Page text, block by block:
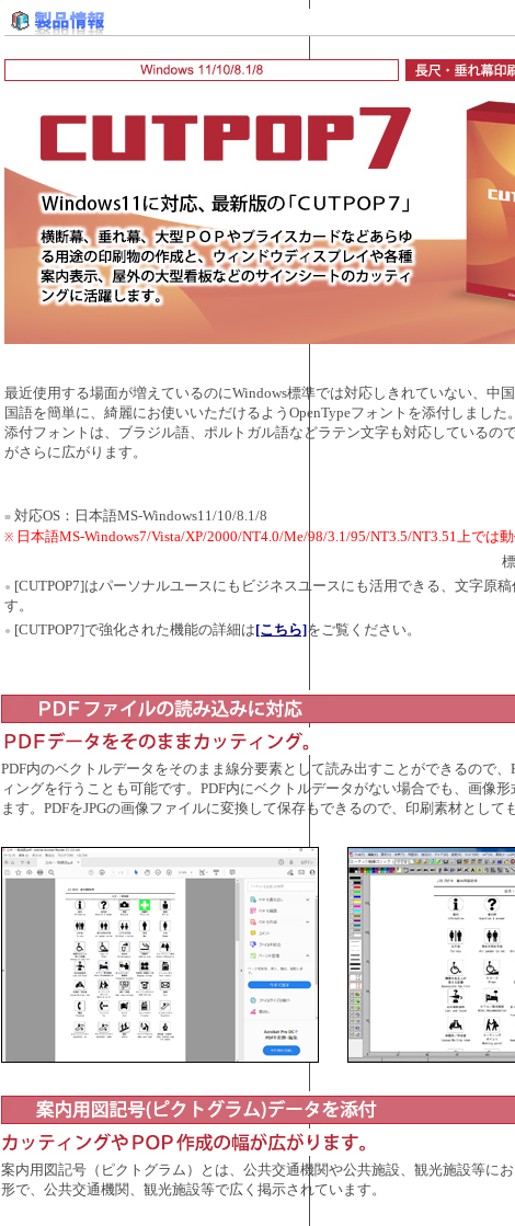
最近使用する場面が増えているのにWindows標準では対応しきれていない、中
国語を簡単に、綺麗にお使いいただけるようOpenTypeフォントを添付しました。
添付フォントは、ブラジル語、ポルトガル語などラテン文字も対応しているの
がさらに広がります。
■ 対応OS：日本語MS-Windows11/10/8.1/8
※ 日本語MS-Windows7/Vista/XP/2000/NT4.0/Me/98/3.1/95/NT3.5/NT3.51上では動
● [CUTPOP7]はパーソナルユースにもビジネスユースにも活用できる、文字原
す。
● [CUTPOP7]で強化された機能の詳細は[こちら]をご覧ください。
PDF内のベクトルデータをそのまま線分要素として読み出すことができるので、
ィングを行うことも可能です。PDF内にベクトルデータがない場合でも、画像
ます。PDFをJPGの画像ファイルに変換して保存もできるので、印刷素材として
案内用図記号（ピクトグラム）とは、公共交通機関や公共施設、観光施設等に
形で、公共交通機関、観光施設等で広く掲示されています。